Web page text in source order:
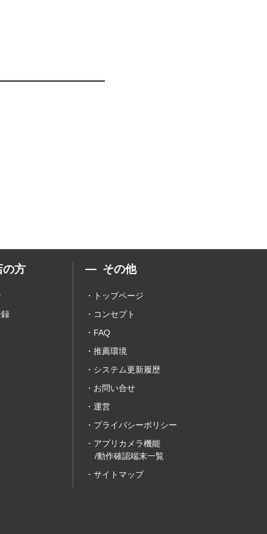
の方 その他
トップページ
コンセプト
FAQ
推薦環境
システム更新履歴
お問い合せ
運営
プライバシーポリシー
アプリカメラ機能
/動作確認端末一覧
サイトマップ